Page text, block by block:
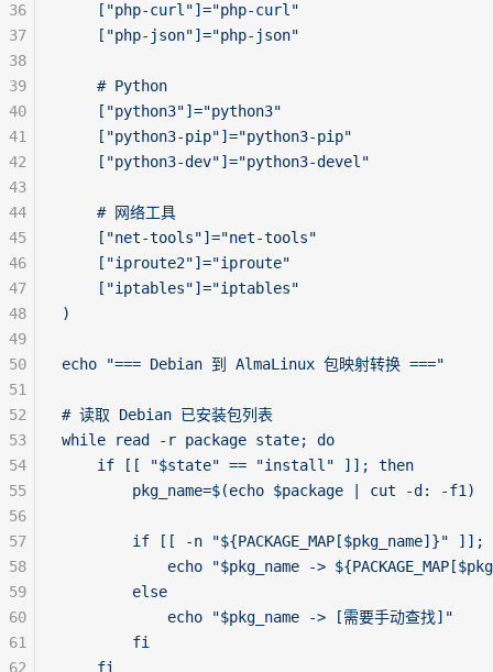
    ["php-curl"]="php-curl"
    ["php-json"]="php-json"
    # Python
    ["python3"]="python3"
    ["python3-pip"]="python3-pip"
    ["python3-dev"]="python3-devel"
    # 网络工具
    ["net-tools"]="net-tools"
    ["iproute2"]="iproute"
    ["iptables"]="iptables"
)
echo "=== Debian 到 AlmaLinux 包映射转换 ==="
# 读取 Debian 已安装包列表
while read -r package state; do
    if [[ "$state" == "install" ]]; then
        pkg_name=$(echo $package | cut -d: -f1)
if [[ -n "${PACKAGE_MAP[$pkg_name]}" ]];
echo "$pkg_name ->
        else
            echo "$pkg_name -> [需要手动查找]"
        fi
    fi
36
37
38
39
40
41
42
43
44
45
46
47
48
49
50
51
52
53
54
55
56
57
58
59
60
61
62